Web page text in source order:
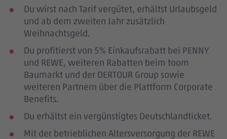
Du wirst nach Tarif vergütet, erhältst Urlaubsgeld
und ab dem zweiten Jahr zusätzlich
Weihnachtsgeld.
Du profitierst von 5% Einkaufsrabatt bei PENNY
und REWE, weiteren Rabatten beim toom
Baumarkt und der DERTOUR Group sowie
weiteren Partnern über die Plattform Corporate
Benefits.
Du erhältst ein vergünstigtes Deutschlandticket.
Mit der betrieblichen Altersversorgung der REWE